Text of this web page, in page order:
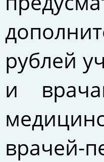
рублей
и
врачей-